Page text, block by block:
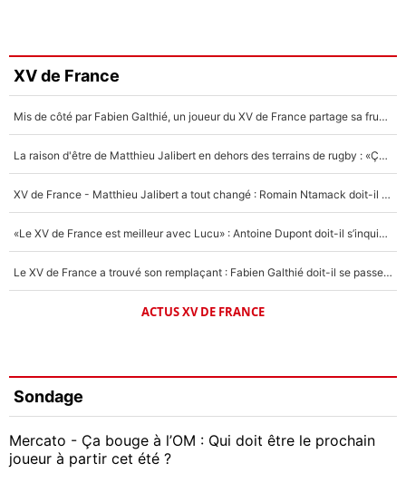
XV de France
Mis de côté par Fabien Galthié, un joueur du XV de France partage sa frustration : «ils ne me l’ont pas dit tout de suite»
La raison d'être de Matthieu Jalibert en dehors des terrains de rugby : «Ça m'atteint autant que si tu touches à un membre de ma famille»
XV de France - Matthieu Jalibert a tout changé : Romain Ntamack doit-il s’inquiéter pour sa place à un an de la Coupe du monde ?
«Le XV de France est meilleur avec Lucu» : Antoine Dupont doit-il s’inquiéter pour sa place ?
Le XV de France a trouvé son remplaçant : Fabien Galthié doit-il se passer d'Antoine Dupont ?
ACTUS XV DE FRANCE
Sondage
Mercato - Ça bouge à l’OM : Qui doit être le prochain
joueur à partir cet été ?